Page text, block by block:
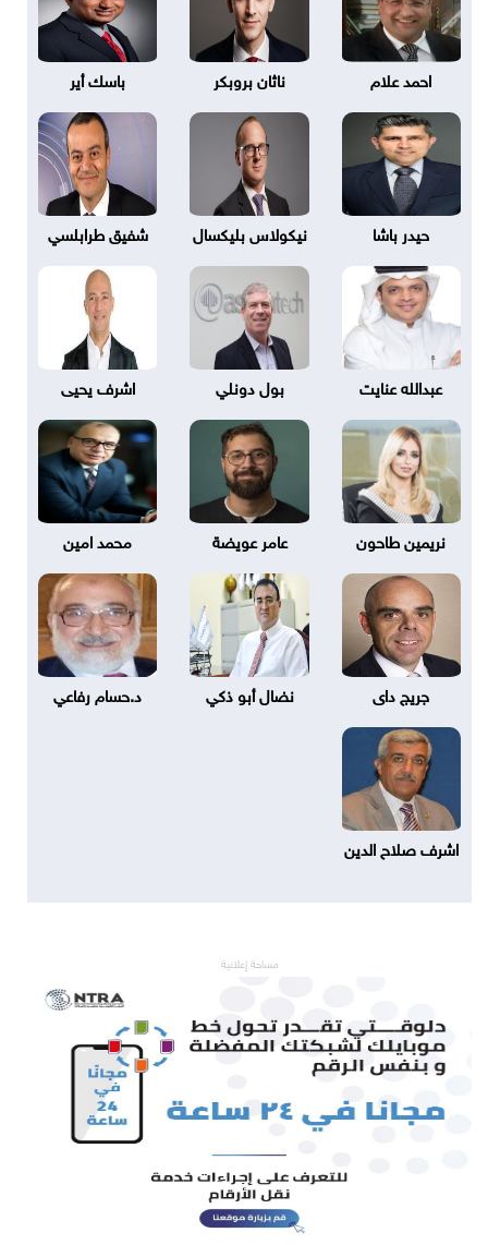
احمد علام ناثان بروبكر باسك أير
حيدر باشا نيكولاس بليكسال شفيق طرابلسي
عبدالله عنايت بول دونلي اشرف يحيى
نريمين طاحون عامر عويضة محمد امين
جريج داى نضال أبو ذكي د.حسام رفاعي
اشرف صلاح الدين
مساحة إعلانية